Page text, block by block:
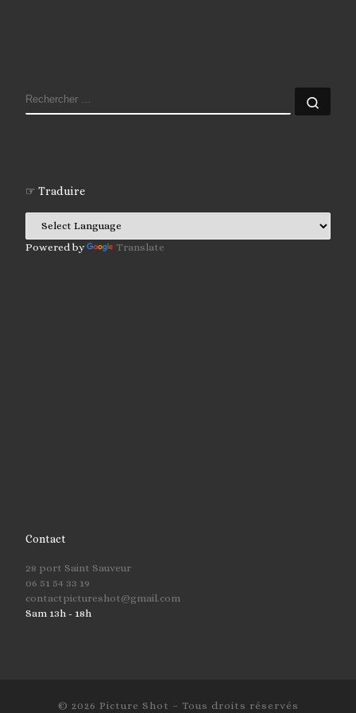
RECHERCHER
☞ Traduire
Powered by Translate
Contact
28 port Saint Sauveur
06 51 54 33 19
contactpictureshot@gmail.com
Sam 13h - 18h
© 2026 Picture Shot – Tous droits réservés